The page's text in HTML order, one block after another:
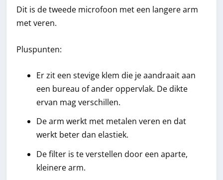
Dit is de tweede microfoon met een langere arm
met veren.
Pluspunten:
Er zit een stevige klem die je aandraait aan
een bureau of ander oppervlak. De dikte
ervan mag verschillen.
De arm werkt met metalen veren en dat
werkt beter dan elastiek.
De filter is te verstellen door een aparte,
kleinere arm.